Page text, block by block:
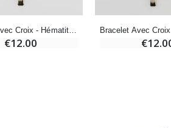
Bracelet Avec Croix - Hématite & Charoïte
€12.00